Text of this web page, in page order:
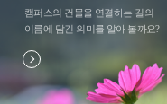
캠퍼스의 건물을 연결하는 길의
이름에 담긴 의미를 알아 볼까요?